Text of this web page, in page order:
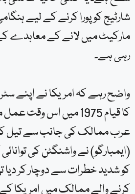
شارٹیج کو پورا کرنے کے لیے
مارکیٹ میں لانے کے معاہدے
رہی ہے۔
واضح رہے کہ امریکا نے اپنے
کا قیام 1975 میں اس
عرب ممالک کی جانب سے تیل
(ایمبارگو) نے واشنگٹن کی
کو شدید خطرات سے دوچار کر دیا
کرنے والے ممالک میں امریکا کے